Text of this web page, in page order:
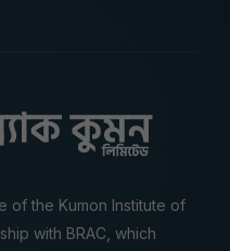
of the Kumon Institute of
with BRAC, which